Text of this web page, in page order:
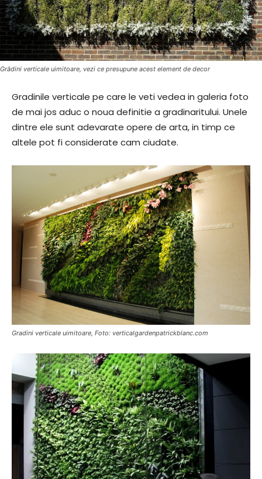
Grădini verticale uimitoare, vezi ce presupune acest element de decor
Gradinile verticale pe care le veti vedea in galeria foto
de mai jos aduc o noua definitie a gradinaritului. Unele
dintre ele sunt adevarate opere de arta, in timp ce
altele pot fi considerate cam ciudate.
Gradini verticale uimitoare, Foto: verticalgardenpatrickblanc.com